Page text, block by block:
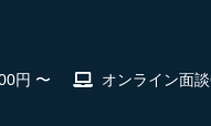
円 〜 オンライン面